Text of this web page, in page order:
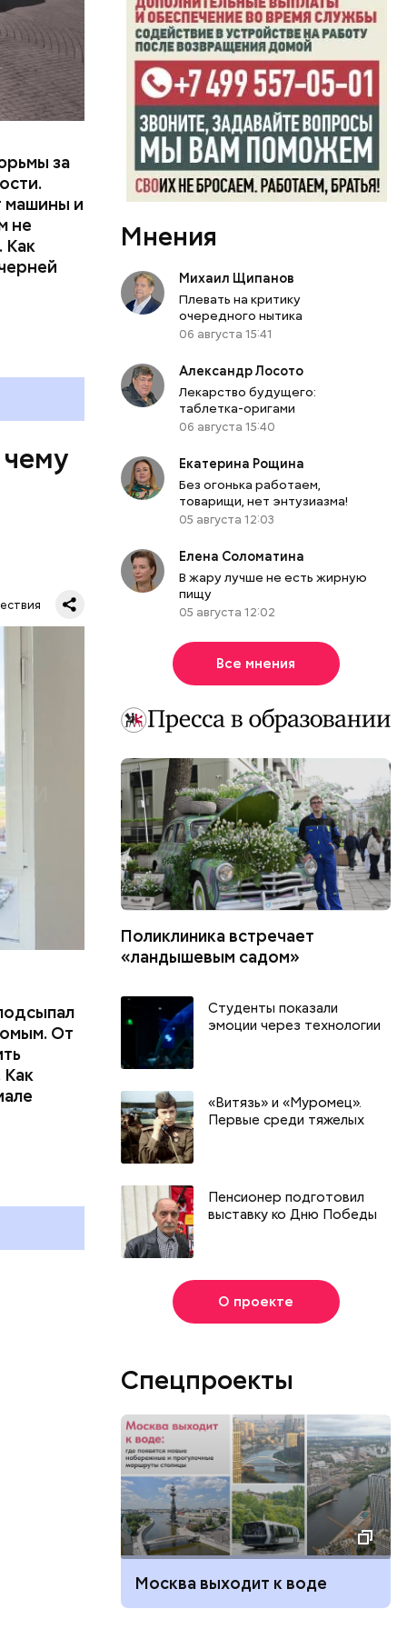
День арбуза и День поцелуев
с зеркалом: какие праздники
отмечают в России и мире 3
августа
отмечают в
августа
за
машины и
не
Как
От
в
сын
Мнения
Михаил Щипанов
Плевать на критику
очередного нытика
06 августа 15:41
Александр Лосото
Лекарство будущего:
таблетка-оригами
06 августа 15:40
Екатерина Рощина
Без огонька работаем,
товарищи, нет энтузиазма!
05 августа 12:03
Елена Соломатина
В жару лучше не есть жирную
пищу
05 августа 12:02
Все мнения
Поликлиника встречает
«ландышевым садом»
Студенты показали
эмоции через технологии
«Витязь» и «Муромец».
Первые среди тяжелых
Пенсионер подготовил
выставку ко Дню Победы
О проекте
Спецпроекты
Москва выходит к воде